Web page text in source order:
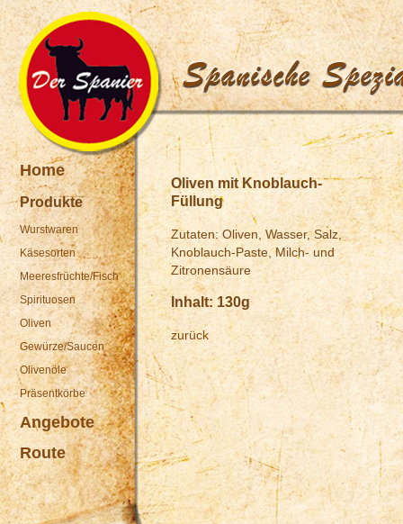
Home
Produkte
Wurstwaren
Käsesorten
Meeresfrüchte/Fisch
Spirituosen
Oliven
Gewürze/Saucen
Olivenöle
Präsentkörbe
Angebote
Route
Oliven mit Knoblauch-
Füllung
Zutaten: Oliven, Wasser, Salz,
Knoblauch-Paste, Milch- und
Zitronensäure
Inhalt: 130g
zurück